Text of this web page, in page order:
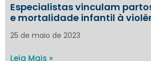
Especialistas vinculam
e mortalidade infantil à
25 de maio de 2023
Leia Mais »